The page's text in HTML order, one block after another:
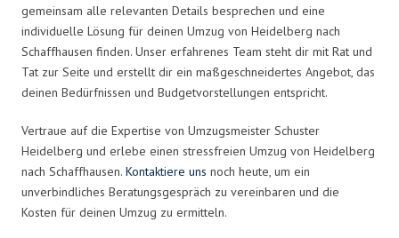
gemeinsam alle relevanten Details besprechen und eine
individuelle Lösung für deinen Umzug von Heidelberg nach
Schaffhausen finden. Unser erfahrenes Team steht dir mit Rat und
Tat zur Seite und erstellt dir ein maßgeschneidertes Angebot, das
deinen Bedürfnissen und Budgetvorstellungen entspricht.
Vertraue auf die Expertise von Umzugsmeister Schuster
Heidelberg und erlebe einen stressfreien Umzug von Heidelberg
nach Schaffhausen. Kontaktiere uns noch heute, um ein
unverbindliches Beratungsgespräch zu vereinbaren und die
Kosten für deinen Umzug zu ermitteln.